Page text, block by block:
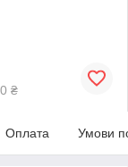
₴
Оплата Умови